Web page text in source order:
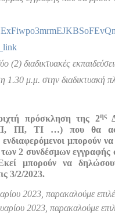
(2) διαδικτυακές
1.30 μ.μ. στην διαδικτυακή
πρόσκληση της 2ης
ΠΙ, ΤΙ …) που θα
μπορούν
των 2 συνδέσμων
μπορούν να
3/2/2023.
2023, παρακαλούμε
2023, παρακαλούμε